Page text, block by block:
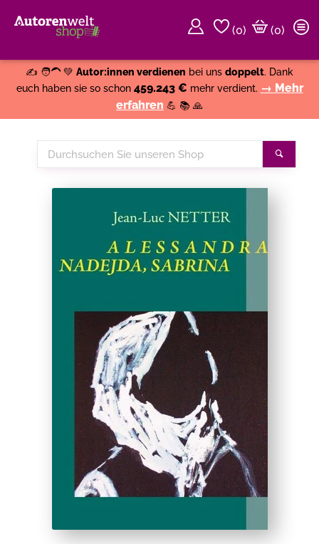
(0)
(0)
✍️ 🧑‍🦱 💚 Autor:innen verdienen bei uns doppelt. Dank
euch haben sie so schon 459.243 € mehr verdient. → Mehr
erfahren 💪 📚 🙏
Durchsuchen
Sie